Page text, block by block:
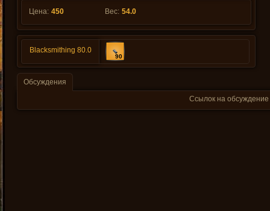
Цена: 450 Вес: 54.0
Blacksmithing 80.0
90
Обсуждения
Ссылок на